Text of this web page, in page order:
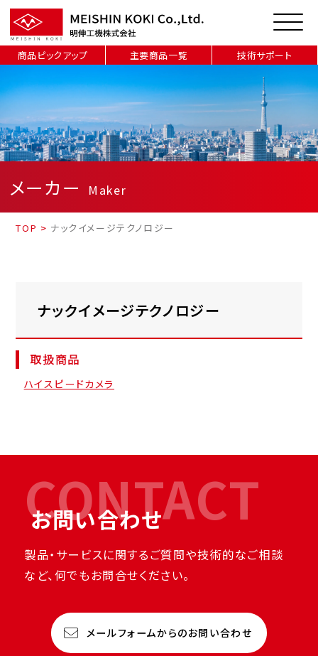
商品ピックアップ 主要商品一覧 技術サポート
メーカー Maker
TOP > ナックイメージテクノロジー
ナックイメージテクノロジー
取扱商品
ハイスピードカメラ
CONTACT
お問い合わせ
製品・サービスに関するご質問や技術的なご相談
など、何でもお問合せください。
メールフォームからのお問い合わせ